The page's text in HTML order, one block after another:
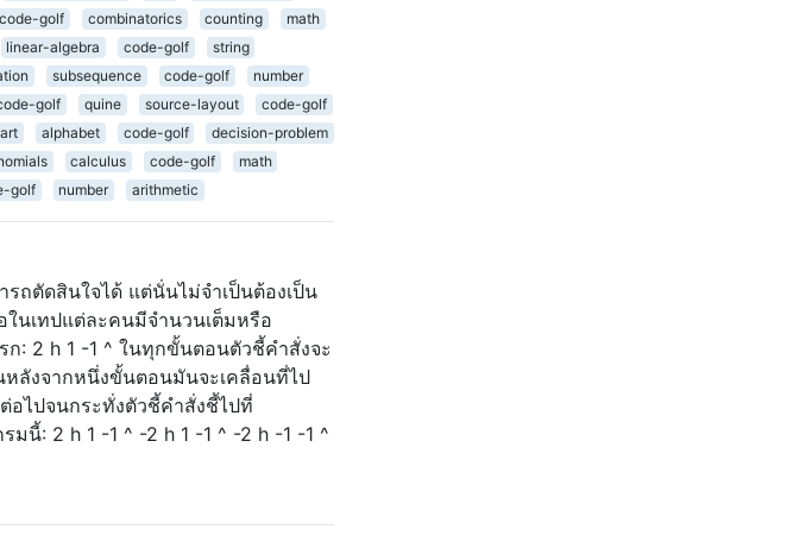
code-golf combinatorics counting
math
linear-algebra code-golf
string
subsequence code-golf
number
golf quine source-layout
code-golf
alphabet code-golf
decision-problem
calculus code-golf
math
golf number arithmetic
ถตัดสินใจได้ แต่นั่นไม่จำเป็นต้องเป็น
ในเทปแต่ละคนมีจำนวนเต็มหรือ
: 2 h 1 -1 ^ ในทุกขั้นตอนตัวชี้คำสั่งจะ
ลังจากหนึ่งขั้นตอนมันจะเคลื่อนที่ไป
อไปจนกระทั่งตัวชี้คำสั่งชี้ไปที่
นี้: 2 h 1 -1 ^ -2 h 1 -1 ^ -2 h -1 -1 ^